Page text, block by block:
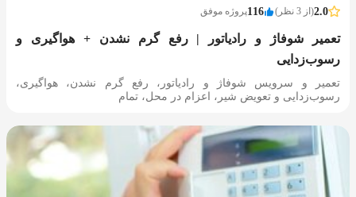
2.0(از 3 نظر) 116پروژه موفق
تعمیر شوفاژ و رادیاتور | رفع گرم نشدن + هواگیری و
رسوب‌زدایی
تعمیر و سرویس شوفاژ و رادیاتور، رفع گرم نشدن، هواگیری،
رسوب‌زدایی و تعویض شیر، اعزام در محل، تمام